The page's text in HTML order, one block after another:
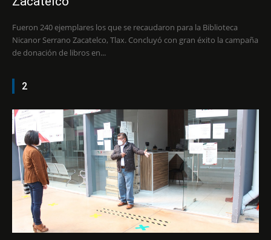
Fueron 240 ejemplares los que se recaudaron para la Biblioteca
Nicanor Serrano Zacatelco, Tlax. Concluyó con gran éxito la campaña
de donación de libros en...
2